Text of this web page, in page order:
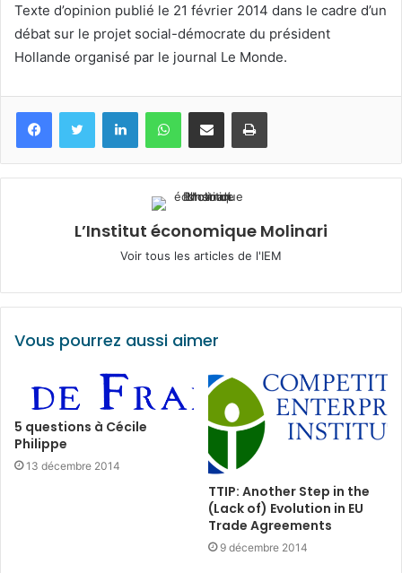
Texte d’opinion publié le 21 février 2014 dans le cadre d’un
débat sur le projet social-démocrate du président
Hollande organisé par le journal Le Monde.
FacebookTwitter LinkedinWhatsApp
Partagez par mail Imprimez
L’Institut économique Molinari
Voir tous les articles de l'IEM
Vous pourrez aussi aimer
5 questions à Cécile
Philippe
13 décembre 2014
TTIP: Another Step in the
(Lack of) Evolution in EU
Trade Agreements
9 décembre 2014